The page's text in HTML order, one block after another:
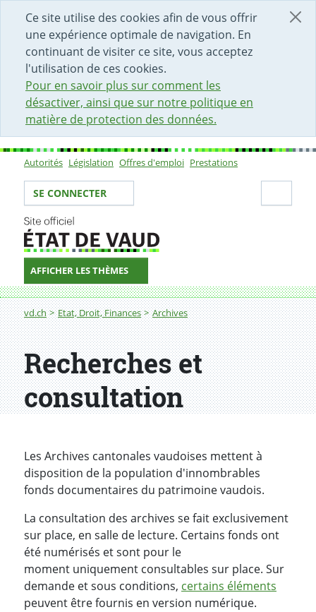
Ce site utilise des cookies afin de vous offrir
une expérience optimale de navigation. En
continuant de visiter ce site, vous acceptez
l'utilisation de ces cookies.
Pour en savoir plus sur comment les
désactiver, ainsi que sur notre politique en
matière de protection des données.
DÉBUT DU CONTENU DE LA PAGE
ACCÈS AU CHAMP DE RECHERCHE
PAGE D'ACCUEIL
FORMULAIRE DE CONTACT
Sous-navigation
Autorités Législation Offres d'emploi Prestations
Votre identité
SE CONNECTER
AFFICHER LES THÈMES
Fil d'Ariane
vd.ch Etat, Droit, Finances Archives
Recherches et consultation
Recherches et
consultation
Les Archives cantonales vaudoises mettent à
disposition de la population d'innombrables
fonds documentaires du patrimoine vaudois.
La consultation des archives se fait exclusivement
sur place, en salle de lecture. Certains fonds ont
été numérisés et sont pour le
moment uniquement consultables sur place. Sur
demande et sous conditions, certains éléments
peuvent être fournis en version numérique.